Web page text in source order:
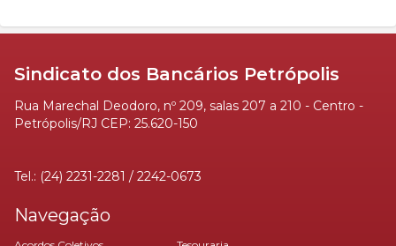
Sindicato dos Bancários Petrópolis
Rua Marechal Deodoro, nº 209, salas 207 a 210 - Centro -
Petrópolis/RJ CEP: 25.620-150
Tel.: (24) 2231-2281 / 2242-0673
Navegação